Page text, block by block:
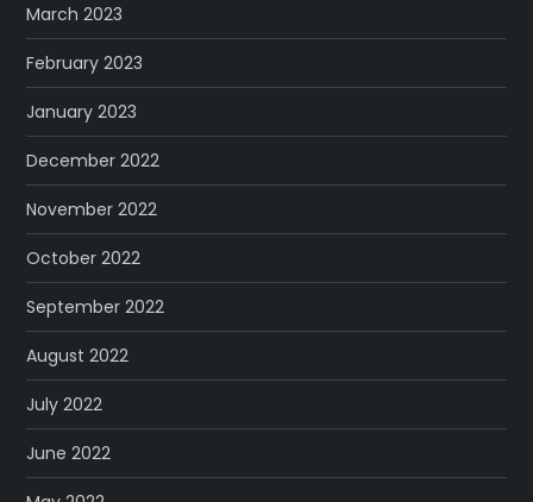
March 2023
February 2023
January 2023
December 2022
November 2022
October 2022
September 2022
August 2022
July 2022
June 2022